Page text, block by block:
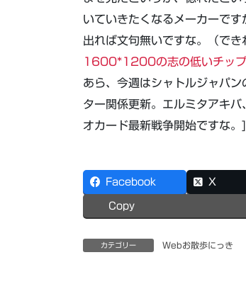
いていきたくなるメーカーで
出れば文句無いですな。（で
1600*1200の志の低いチップ
あら、今週はシャトルジャパ
ター関係更新。エルミタアキ
オカード最新戦争開始ですな
Facebook X
Copy
カテゴリー Webお散歩にっき